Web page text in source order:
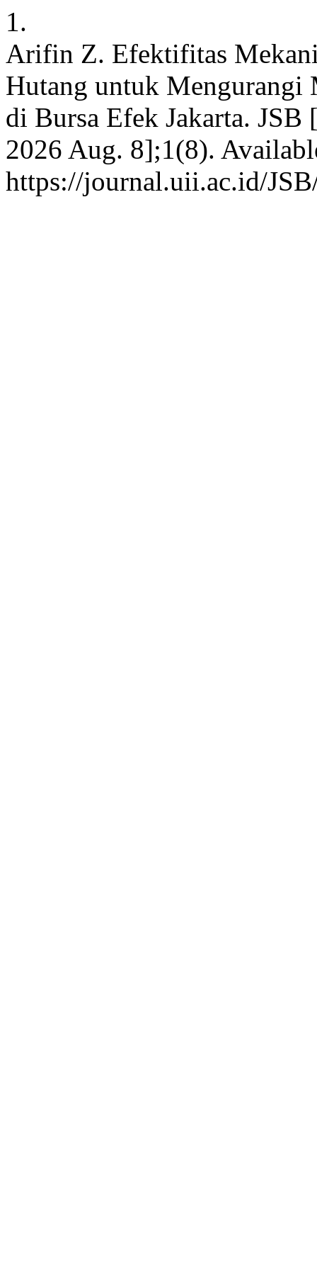
1.
Arifin Z. Efektifitas
Hutang untuk Mengurangi
di Bursa Efek Jakarta.
2026 Aug. 8];1(8).
https://journal.uii.ac.id/